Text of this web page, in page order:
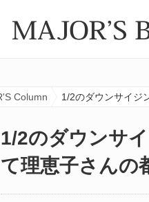
Column 1/2のダウンサイジ
1/2のダウンサ
て理恵子さんの